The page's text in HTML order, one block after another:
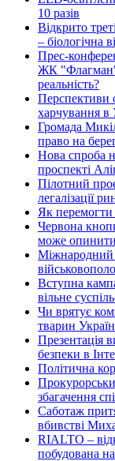
10 разів
Відкрито
– біологічна
Прес-
ЖК
реальність?
Перспективи
харчування в
Громада
право на
Нова спроба
проспекті
Пілотний
легалізації
Як перемогти
Червона
може
Міжнародний
Вступна
вільне
Чи врятує
тварин
Презентація
безпеки в
Політична
збагачення
Саботаж
вбивстві
RIALTO –
побудована